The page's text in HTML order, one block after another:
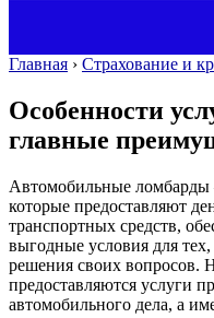
Главная › Страхование и
Особенности
главные
Автомобильные ломбарды
которые предоставляют
транспортных средств,
выгодные условия для
решения своих вопросов.
предоставляются услуги
автомобильного дела, а